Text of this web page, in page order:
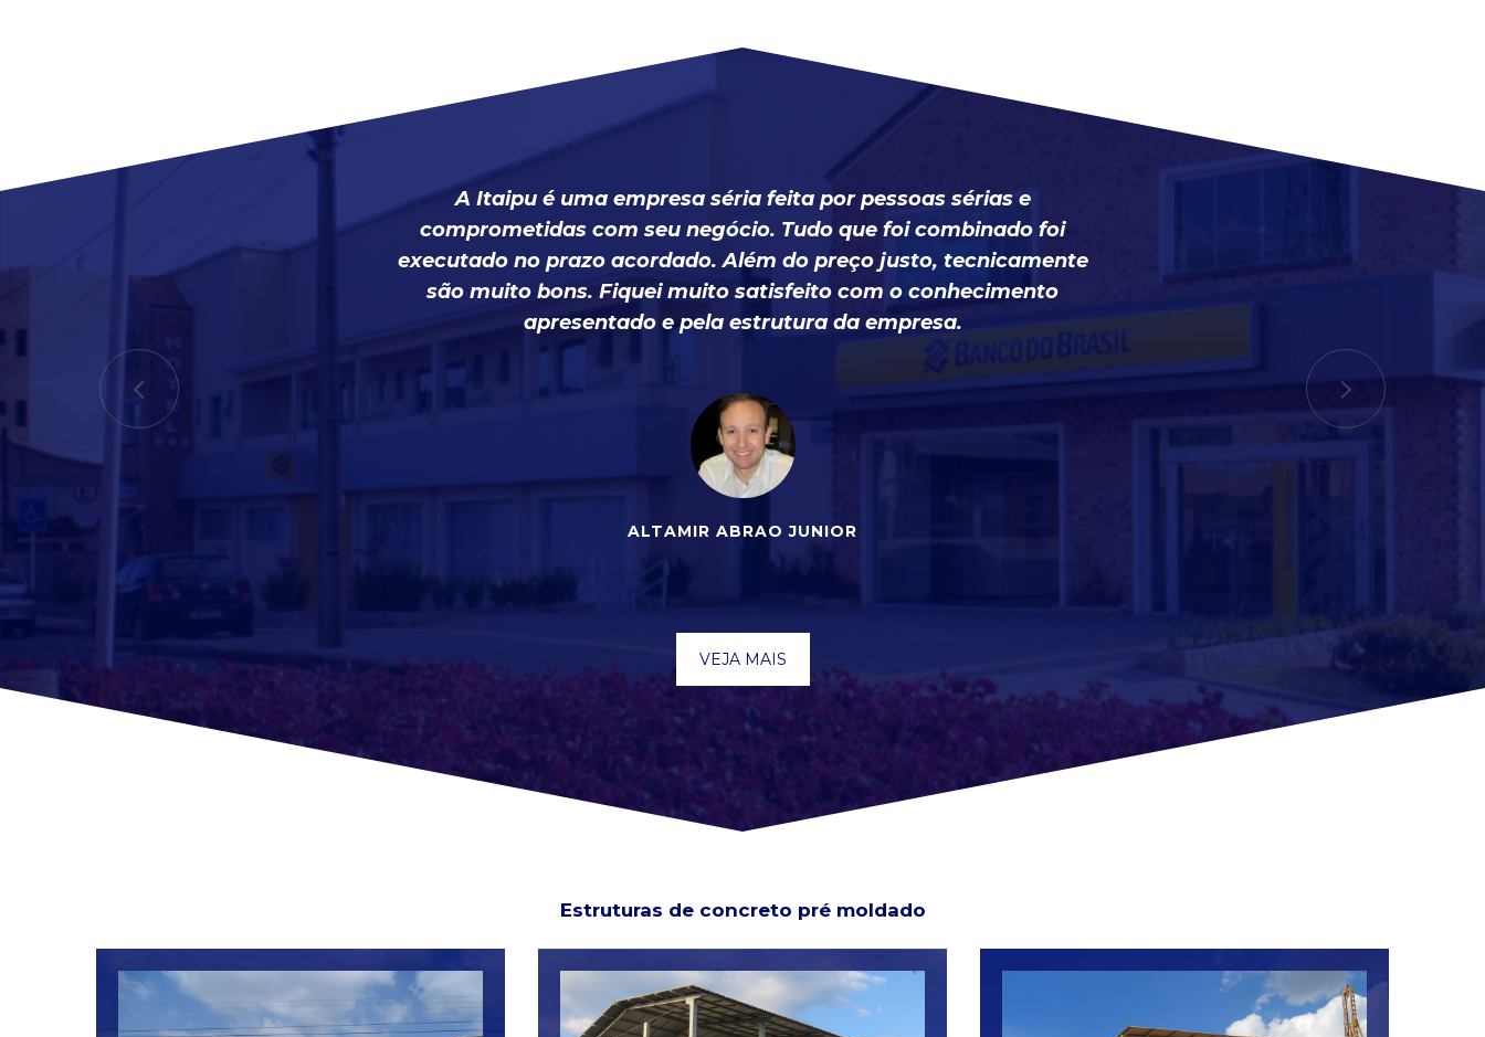
A Itaipu é uma empresa séria feita por pessoas sérias e
comprometidas com seu negócio. Tudo que foi combinado foi
executado no prazo acordado. Além do preço justo, tecnicamente
são muito bons. Fiquei muito satisfeito com o conhecimento
apresentado e pela estrutura da empresa.
ALTAMIR ABRAO JUNIOR
VEJA MAIS
Estruturas de concreto pré moldado